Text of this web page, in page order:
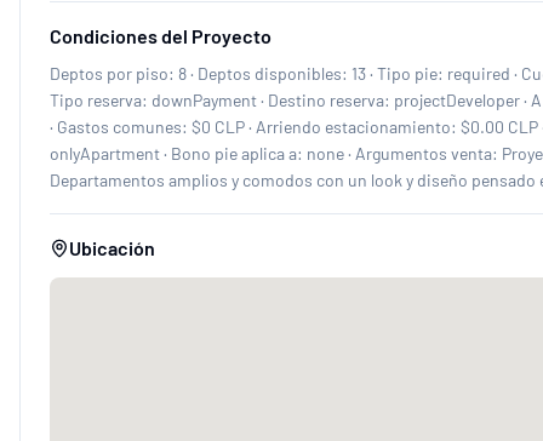
Condiciones del Proyecto
Deptos por piso: 8 · Deptos disponibles: 13 · Tipo pie: required ·
Tipo reserva: downPayment · Destino reserva: projectDeveloper ·
· Gastos comunes: $0 CLP · Arriendo estacionamiento: $0.00
onlyApartment · Bono pie aplica a: none · Argumentos venta:
Departamentos amplios y comodos con un look y diseño
Ubicación